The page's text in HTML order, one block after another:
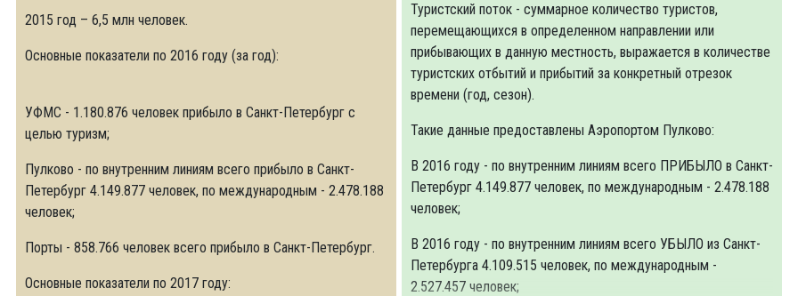
2015 год – 6,5 млн человек.
Основные показатели по 2016 году (за год):
УФМС - 1.180.876 человек прибыло в Санкт-Петербург с
целью туризм;
Пулково - по внутренним линиям всего прибыло в Санкт-
Петербург 4.149.877 человек, по международным - 2.478.188
человек;
Порты - 858.766 человек всего прибыло в Санкт-Петербург.
Основные показатели по 2017 году:
Туристский поток - суммарное количество туристов,
перемещающихся в определенном направлении или
прибывающих в данную местность, выражается в количестве
туристских отбытий и прибытий за конкретный отрезок
времени (год, сезон).
Такие данные предоставлены Аэропортом Пулково:
В 2016 году - по внутренним линиям всего ПРИБЫЛО в Санкт-
Петербург 4.149.877 человек, по международным - 2.478.188
человек;
В 2016 году - по внутренним линиям всего УБЫЛО из Санкт-
Петербурга 4.109.515 человек, по международным -
2.527.457 человек;